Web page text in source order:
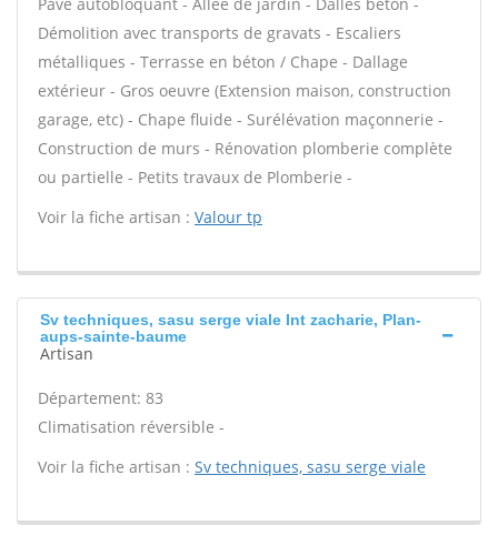
Démolition avec transports de gravats - Escaliers
métalliques - Terrasse en béton / Chape - Dallage
extérieur - Gros oeuvre (Extension maison, construction
garage, etc) - Chape fluide - Surélévation maçonnerie -
Construction de murs - Rénovation plomberie complète
ou partielle - Petits travaux de Plomberie -
Voir la fiche artisan : Valour tp
Sv techniques, sasu serge viale Int zacharie, Plan-
aups-sainte-baume
Artisan
Département: 83
Climatisation réversible -
Voir la fiche artisan : Sv techniques, sasu serge viale